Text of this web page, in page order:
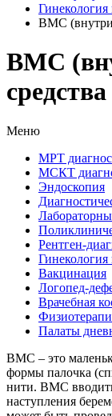
ВМС
ВМС
Меню
МРТ
МСКТ
Эндоскопия
Рентген-
Вакцинация
Логопед-
Врачебная
Палаты
ВМС – это
формы палочка
нити. ВМС
наступления